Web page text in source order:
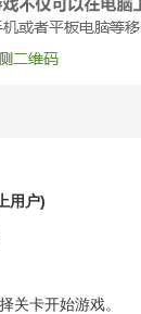
用户)
关卡开始游戏。